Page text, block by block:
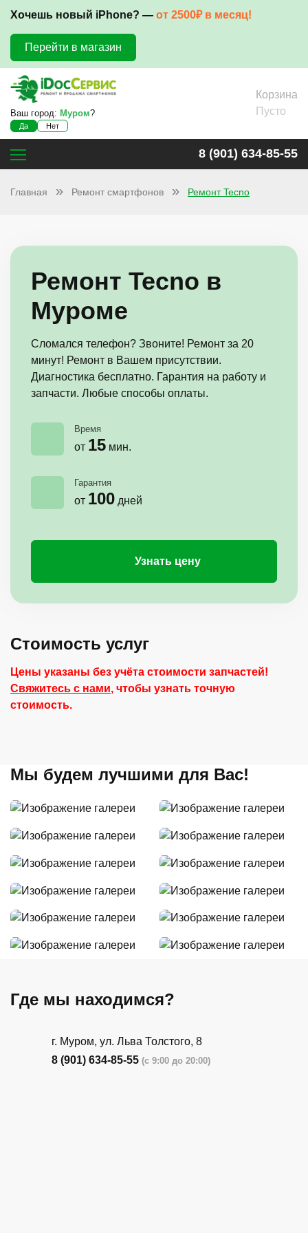
Хочешь новый iPhone? — от 2500₽ в месяц!
Перейти в магазин
Ваш город: Муром?
Да Нет
Корзина
Пусто
8 (901) 634-85-55
Главная Ремонт смартфонов Ремонт Tecno
Ремонт Tecno в
Муроме
Сломался телефон? Звоните! Ремонт за 20
минут! Ремонт в Вашем присутствии.
Диагностика бесплатно. Гарантия на работу и
запчасти. Любые способы оплаты.
Время
от 15 мин.
Гарантия
от 100 дней
Узнать цену
Стоимость услуг
Цены указаны без учёта стоимости запчастей!
Свяжитесь с нами, чтобы узнать точную
стоимость.
Мы будем лучшими для Вас!
Где мы находимся?
г. Муром, ул. Льва Толстого, 8
8 (901) 634-85-55 (с 9:00 до 20:00)